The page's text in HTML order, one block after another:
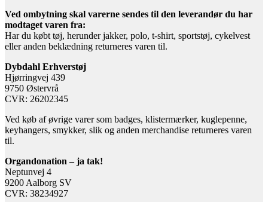
Ved ombytning skal varerne sendes til den leverandør du har
modtaget varen fra:
Har du købt tøj, herunder jakker, polo, t-shirt, sportstøj, cykelvest
eller anden beklædning returneres varen til.
Dybdahl Erhverstøj
Hjørringvej 439
9750 Østervrå
CVR: 26202345
Ved køb af øvrige varer som badges, klistermærker, kuglepenne,
keyhangers, smykker, slik og anden merchandise returneres varen
til.
Organdonation – ja tak!
Neptunvej 4
9200 Aalborg SV
CVR: 38234927